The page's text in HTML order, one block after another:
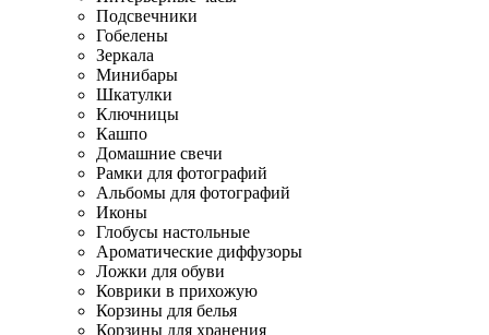
Подсвечники
Гобелены
Зеркала
Минибары
Шкатулки
Ключницы
Кашпо
Домашние свечи
Рамки для фотографий
Альбомы для фотографий
Иконы
Глобусы настольные
Ароматические диффузоры
Ложки для обуви
Коврики в прихожую
Корзины для белья
Корзины для хранения